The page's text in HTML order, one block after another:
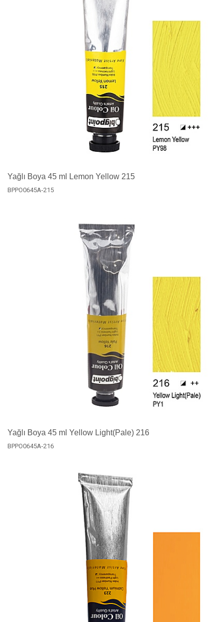
Yağlı Boya 45 ml Lemon Yellow 215
BPPO0645A-215
Yağlı Boya 45 ml Yellow Light(Pale) 216
BPPO0645A-216